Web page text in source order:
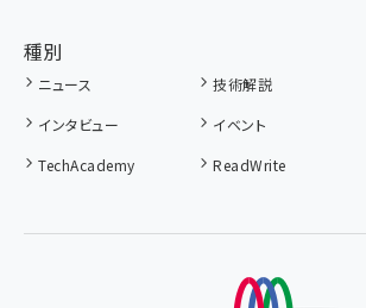
種別
ニュース 技術解説
インタビュー
イベント
TechAcademy
ReadWrite